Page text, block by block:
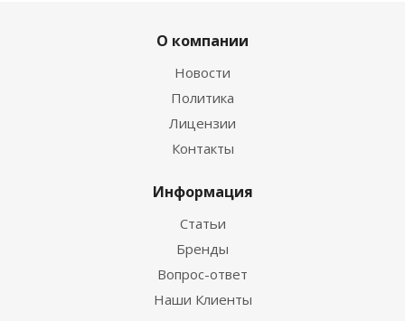
О компании
Новости
Политика
Лицензии
Контакты
Информация
Статьи
Бренды
Вопрос-ответ
Наши Клиенты